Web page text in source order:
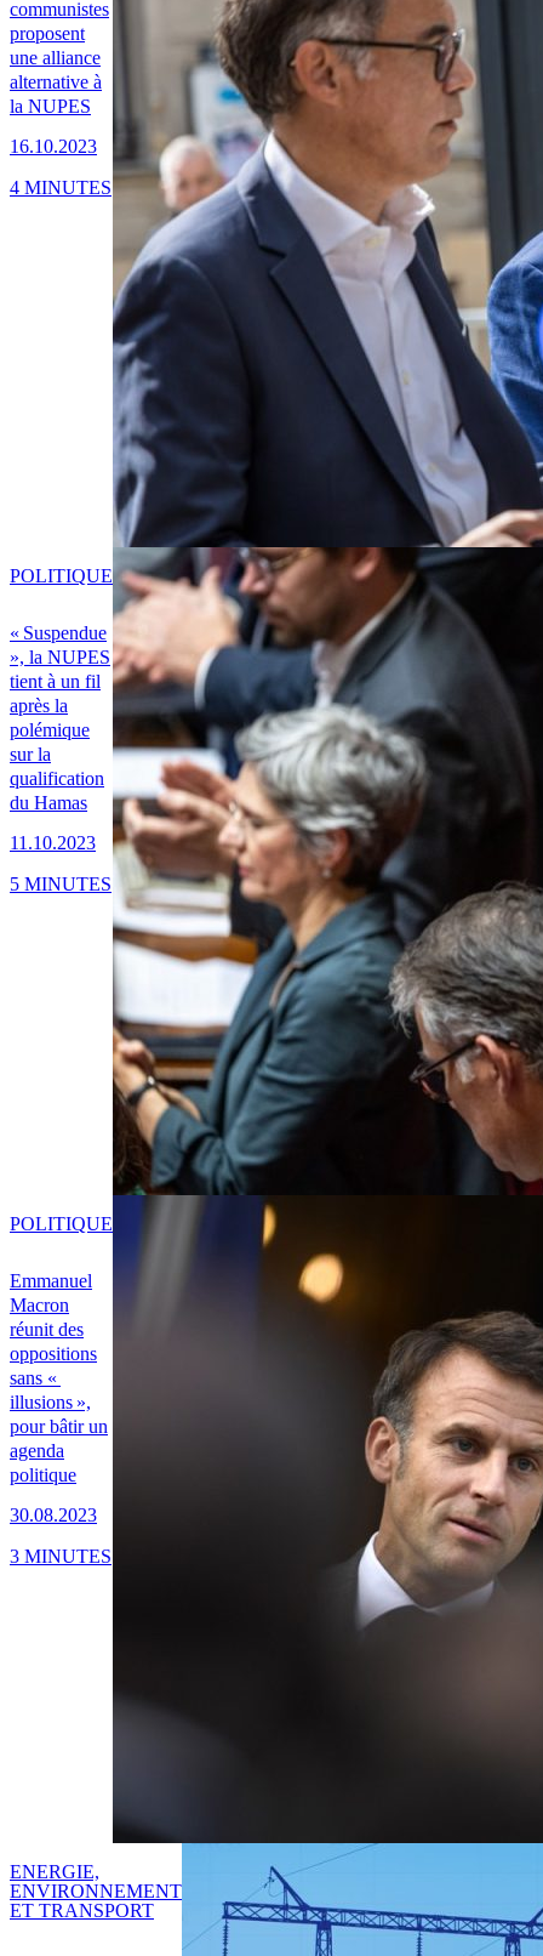
communistes
proposent
une alliance
alternative à
la NUPES
16.10.2023
4 MINUTES
« Suspendue
», la NUPES
tient à un fil
après la
polémique
sur la
qualification
du Hamas
11.10.2023
POLITIQUE
5 MINUTES
Emmanuel
Macron
réunit des
oppositions
sans «
illusions »,
pour bâtir un
agenda
politique
30.08.2023
POLITIQUE
3 MINUTES
ENERGIE,
ENVIRONNEMENT
ET TRANSPORT